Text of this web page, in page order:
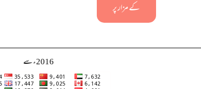
کے مزار پر
2016ء سے